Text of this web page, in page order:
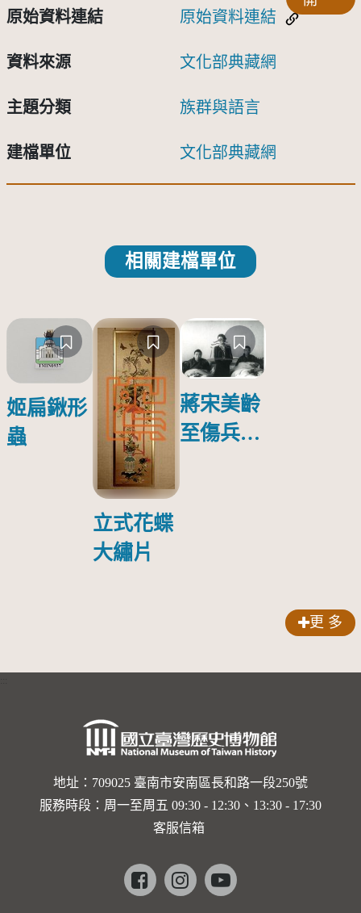
原始資料連結 原始資料連結
資料來源 文化部典藏網
主題分類 族群與語言
建檔單位 文化部典藏網
相關建檔單位
姬扁鍬形
蟲
立式花蝶
大繡片
蔣宋美齡
至傷兵醫
傷日本戰
更 多
地址：709025 臺南市安南區長和路一段250號
服務時段：周一至周五 09:30 - 12:30、13:30 - 17:30
客服信箱
Facebookinstagramyoutube